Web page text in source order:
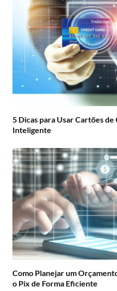
5 Dicas para Usar Cartões
Inteligente
Como Planejar um
o Pix de Forma Eficiente